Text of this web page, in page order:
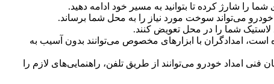
را شارژ کرده تا بتوانید به مسیر خود ادامه دهید.
می‌تواند سوخت مورد نیاز را به محل شما برساند.
لاستیک شما را در محل تعویض کنند.
امدادگران با ابزارهای مخصوص می‌توانند بدون آسیب به
امداد خودرو می‌توانند از طریق تلفن، راهنمایی‌های لازم را